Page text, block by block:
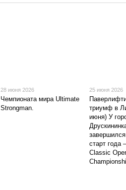
28 июня 2026
Чемпионата мира Ultimate
Strongman.
25 июня 2026
триумф в
июня) У
старт года
Classic